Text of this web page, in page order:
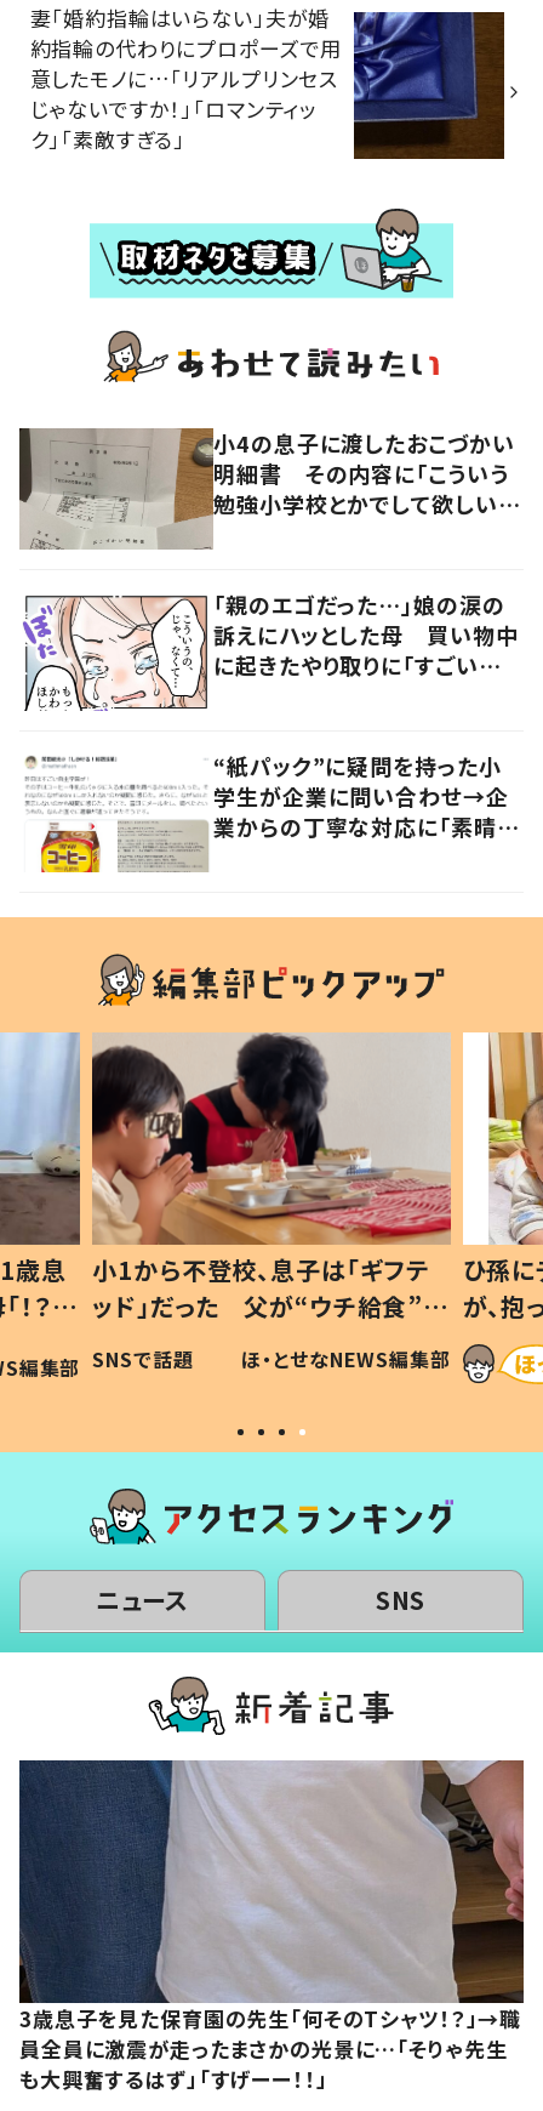
妻「婚約指輪はいらない」夫が婚
約指輪の代わりにプロポーズで用
意したモノに…「リアルプリンセス
じゃないですか！」「ロマンティッ
ク」「素敵すぎる」
小4の息子に渡したおこづかい
明細書 その内容に「こういう
勉強小学校とかでして欲しい」
「親のエゴだった…」娘の涙の
訴えにハッとした母 買い物中
に起きたやり取りに「すごい分
“紙パック”に疑問を持った小
学生が企業に問い合わせ→企
業からの丁寧な対応に「素晴ら
歳息
？」
編集部
小1から不登校、息子は「ギフテ
ッド」だった 父が“ウチ給食”を
作り続ける理由とは #令和の親
#令和の子
SNSで話題 ほ・とせなNEWS編集部
ひ孫
が、
「涙が
い」
ニュース SNS
3歳息子を見た保育園の先生「何そのTシャツ！？」→職
員全員に激震が走ったまさかの光景に…「そりゃ先生
も大興奮するはず」「すげーー！！」